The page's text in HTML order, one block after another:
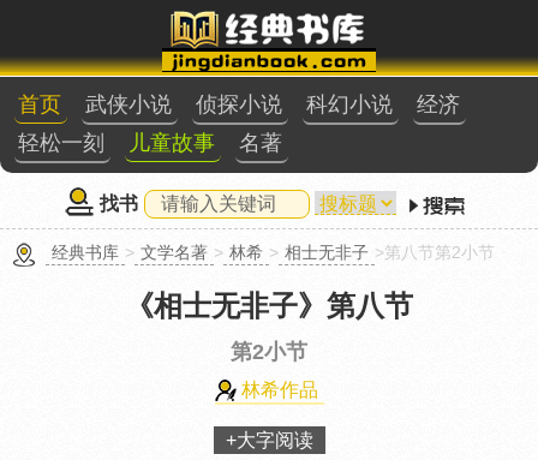
首页 武侠小说 侦探小说 科幻小说
经济
轻松一刻
儿童故事 名著
找书
经典书库 > 文学名著 > 林希 > 相士无非子 >第八节第2小节
《相士无非子》 第八节
第2小节
林希作品
+大字阅读